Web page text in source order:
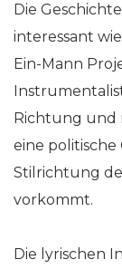
Die
interessant
Ein-Mann
Richtung und
eine politische
Stilrichtung
vorkommt.
Die lyrischen